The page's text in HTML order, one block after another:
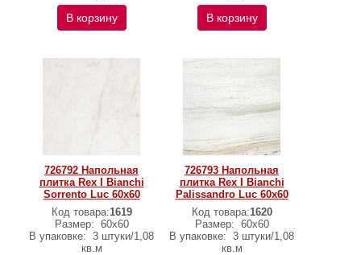
В корзину В корзину
726792 Напольная
плитка Rex I Bianchi
Sorrento Luc 60x60
Код товара:1619
Размер: 60х60
В упаковке: 3 штуки/1,08
кв.м
726793 Напольная
плитка Rex I Bianchi
Palissandro Luc 60x60
Код товара:1620
Размер: 60х60
В упаковке: 3 штуки/1,08
кв.м